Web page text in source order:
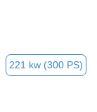
221 kw (300 PS)